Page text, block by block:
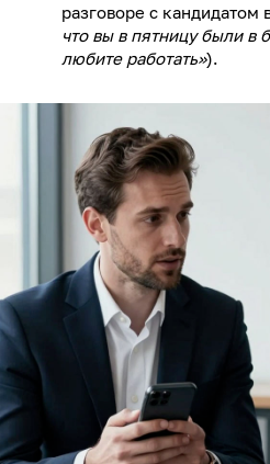
разговоре с кандидатом
что вы в пятницу были в
любите работать»).